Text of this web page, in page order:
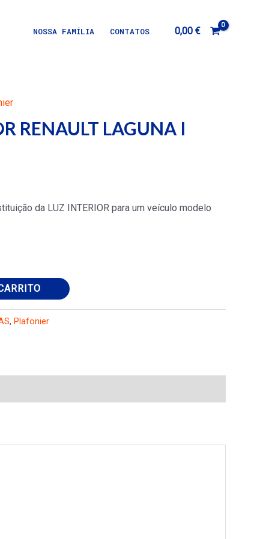
NOSSA FAMÍLIA CONTATOS 0,00 €
RENAULT LAGUNA I
da LUZ INTERIOR para um veículo modelo
, Plafonier